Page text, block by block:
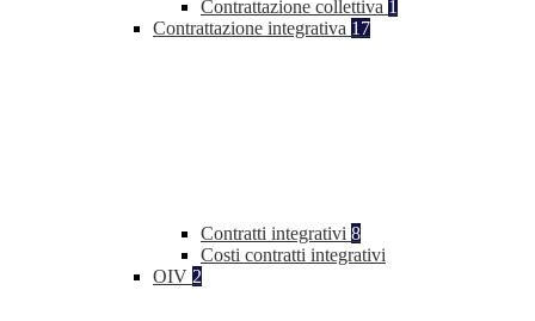
Contrattazione collettiva 1
Contrattazione integrativa 17
Contratti integrativi 8
Costi contratti integrativi
OIV 2